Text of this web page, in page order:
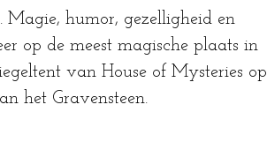
Magie, humor, gezelligheid en
op de meest magische plaats in
van House of Mysteries op
het Gravensteen.